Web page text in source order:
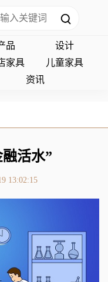
品
设计
家具
儿童家具
资讯
活水”
13:02:15